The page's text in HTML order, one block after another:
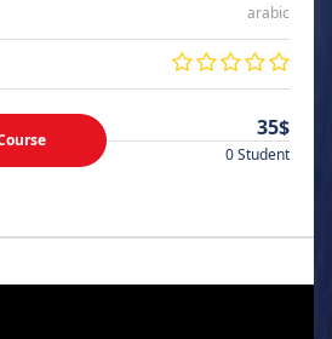
arabic
35$
0 Student